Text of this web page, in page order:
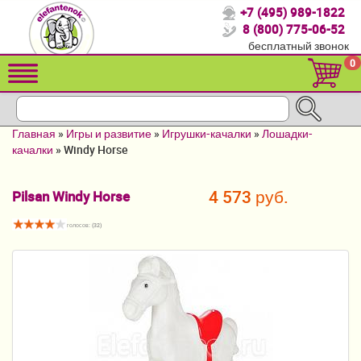
Спасибо, что выбрали нас!
Распродажа!
Детские коляски
Кроватки для новорожденных
Детский транспорт
Мебель и аксессуары
+7 (495) 989-1822
8 (800) 775-06-52
бесплатный звонок
0
Главная » Игры и развитие » Игрушки-качалки »Лошадки-
качалки »Windy Horse
Pilsan Windy Horse
голосов: (32)
4 573 руб.